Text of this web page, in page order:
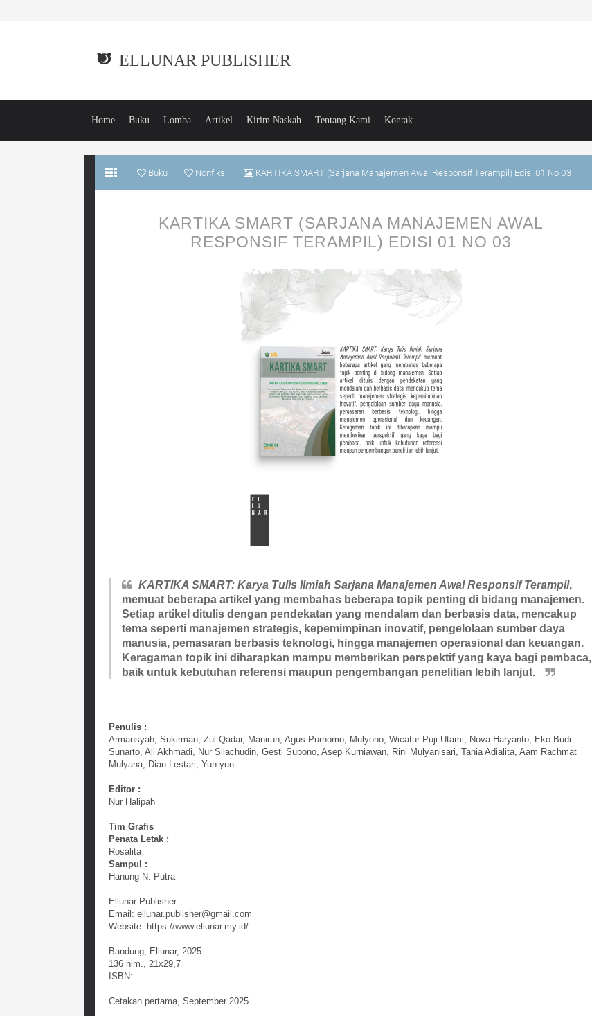
ELLUNAR PUBLISHER
Home Buku Lomba Artikel Kirim Naskah Tentang Kami Kontak
Buku Nonfiksi KARTIKA SMART (Sarjana Manajemen Awal Responsif Terampil) Edisi 01 No 03
KARTIKA SMART (SARJANA MANAJEMEN AWAL
RESPONSIF TERAMPIL) EDISI 01 NO 03
KARTIKA SMART: Karya Tulis Ilmiah Sarjana Manajemen Awal Responsif Terampil,
memuat beberapa artikel yang membahas beberapa topik penting di bidang manajemen.
Setiap artikel ditulis dengan pendekatan yang mendalam dan berbasis data, mencakup
tema seperti manajemen strategis, kepemimpinan inovatif, pengelolaan sumber daya
manusia, pemasaran berbasis teknologi, hingga manajemen operasional dan keuangan.
Keragaman topik ini diharapkan mampu memberikan perspektif yang kaya bagi pembaca,
baik untuk kebutuhan referensi maupun pengembangan penelitian lebih lanjut.
Penulis :
Armansyah, Sukirman, Zul Qadar, Manirun, Agus Purnomo, Mulyono, Wicatur Puji Utami, Nova Haryanto, Eko Budi
Sunarto, Ali Akhmadi, Nur Silachudin, Gesti Subono, Asep Kurniawan, Rini Mulyanisari, Tania Adialita, Aam Rachmat
Mulyana, Dian Lestari, Yun yun
Editor :
Nur Halipah
Tim Grafis
Penata Letak :
Rosalita
Sampul :
Hanung N. Putra
Ellunar Publisher
Email: ellunar.publisher@gmail.com
Website: https://www.ellunar.my.id/
Bandung; Ellunar, 2025
136 hlm., 21x29,7
ISBN: -
Cetakan pertama, September 2025